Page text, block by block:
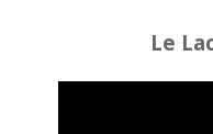
Le